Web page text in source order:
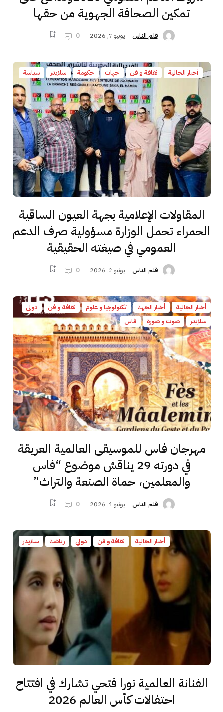
تمكين الصحافة الجهوية من حقها
قلم الناس يونيو 7, 2026 0
أخبار الجالية ثقافة و فن جهات حكومة سلايدر سياسة
المقاولات الإعلامية بجهة العيون الساقية
الحمراء تحمل الوزارة مسؤولية صرف الدعم
العمومي في صيغته الحقيقية
قلم الناس يونيو 2, 2026 0
أخبار الجالية أخبار الجهة تكنولوجيا و علوم ثقافة و فن
دولي
سلايدر
صوت و صورة فاس
مهرجان فاس للموسيقى العالمية العريقة
في دورته 29 يناقش موضوع “فاس
والمعلمين، حماة الصنعة والتراث”
قلم الناس يونيو 1, 2026 0
أخبار الجالية ثقافة و فن دولي رياضة سلايدر
الفنانة العالمية نورا فتحي تشارك في افتتاح
احتفالات كأس العالم 2026